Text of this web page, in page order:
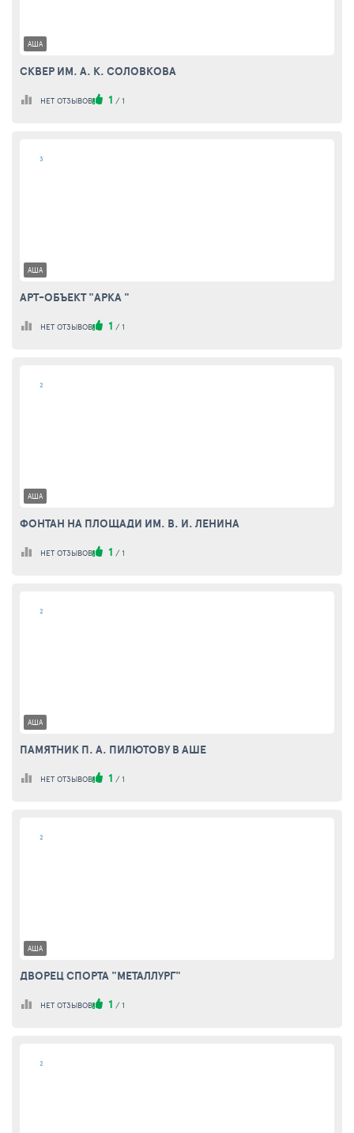
АША
СКВЕР ИМ. А. К. СОЛОВКОВА
НЕТ ОТЗЫВОВ 1 / 1
3
АША
АРТ-ОБЪЕКТ "АРКА "
НЕТ ОТЗЫВОВ 1 / 1
2
АША
ФОНТАН НА ПЛОЩАДИ ИМ. В. И. ЛЕНИНА
НЕТ ОТЗЫВОВ 1 / 1
2
АША
ПАМЯТНИК П. А. ПИЛЮТОВУ В АШЕ
НЕТ ОТЗЫВОВ 1 / 1
2
АША
ДВОРЕЦ СПОРТА "МЕТАЛЛУРГ"
НЕТ ОТЗЫВОВ 1 / 1
2